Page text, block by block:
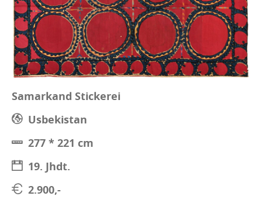
Samarkand Stickerei
Usbekistan
277 * 221 cm
19. Jhdt.
2.900,-